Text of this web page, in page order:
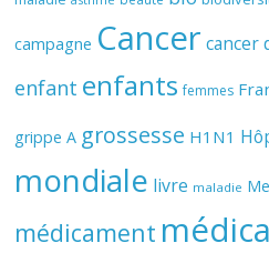
campagne Cancer cancer
enfant enfants femmes
grippe A grossesse H1N1
mondiale livre maladie
médicament